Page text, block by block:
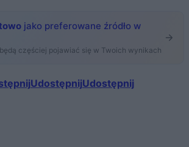
jako preferowane źródło w
częściej pojawiać się w Twoich wynikach
UdostępnijUdostępnij